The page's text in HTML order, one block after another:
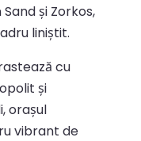
și Zorkos,
liniștit.
cu
și
orașul
vibrant de